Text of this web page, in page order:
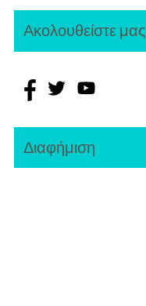
Ακολουθείστε μας
Διαφήμιση